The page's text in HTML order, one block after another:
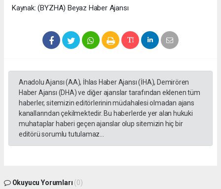
Kaynak: (BYZHA) Beyaz Haber Ajansı
Anadolu Ajansı (AA), İhlas Haber Ajansı (İHA), Demirören
Haber Ajansı (DHA) ve diğer ajanslar tarafından eklenen tüm
haberler, sitemizin editörlerinin müdahalesi olmadan ajans
kanallarından çekilmektedir. Bu haberlerde yer alan hukuki
muhataplar haberi geçen ajanslar olup sitemizin hiç bir
editörü sorumlu tutulamaz...
Okuyucu Yorumları (0)